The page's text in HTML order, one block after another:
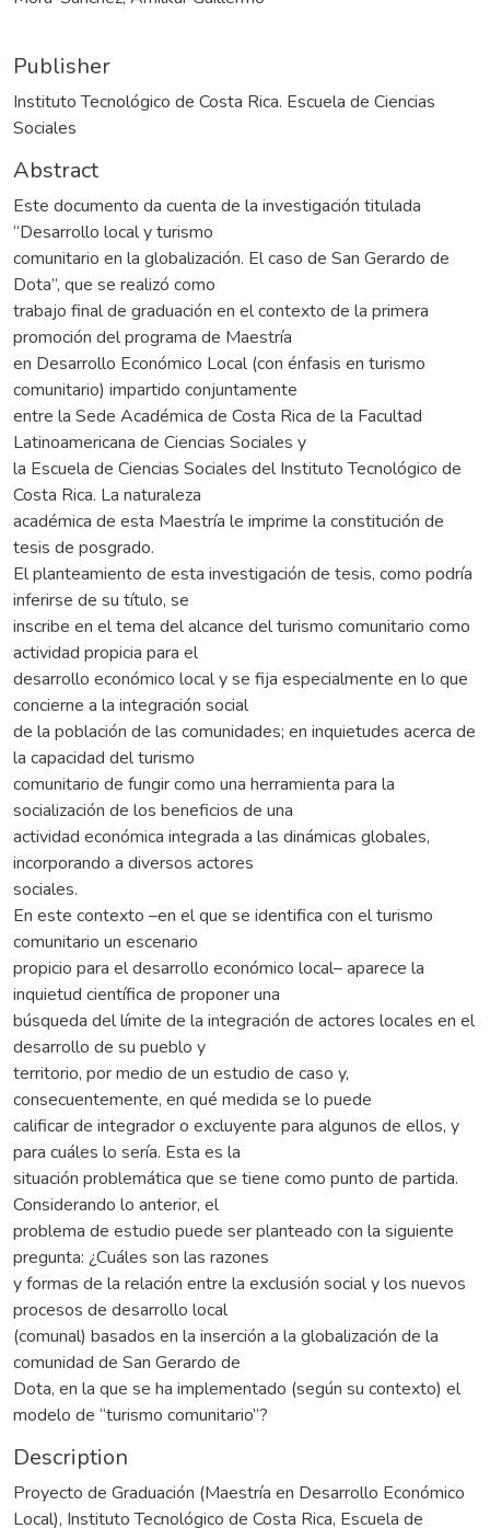
Publisher
Instituto Tecnológico de Costa Rica. Escuela de Ciencias
Sociales
Abstract
Este documento da cuenta de la investigación titulada
“Desarrollo local y turismo
comunitario en la globalización. El caso de San Gerardo de
Dota”, que se realizó como
trabajo final de graduación en el contexto de la primera
promoción del programa de Maestría
en Desarrollo Económico Local (con énfasis en turismo
comunitario) impartido conjuntamente
entre la Sede Académica de Costa Rica de la Facultad
Latinoamericana de Ciencias Sociales y
la Escuela de Ciencias Sociales del Instituto Tecnológico de
Costa Rica. La naturaleza
académica de esta Maestría le imprime la constitución de
tesis de posgrado.
El planteamiento de esta investigación de tesis, como podría
inferirse de su título, se
inscribe en el tema del alcance del turismo comunitario como
actividad propicia para el
desarrollo económico local y se fija especialmente en lo que
concierne a la integración social
de la población de las comunidades; en inquietudes acerca de
la capacidad del turismo
comunitario de fungir como una herramienta para la
socialización de los beneficios de una
actividad económica integrada a las dinámicas globales,
incorporando a diversos actores
sociales.
En este contexto –en el que se identifica con el turismo
comunitario un escenario
propicio para el desarrollo económico local– aparece la
inquietud científica de proponer una
búsqueda del límite de la integración de actores locales en el
desarrollo de su pueblo y
territorio, por medio de un estudio de caso y,
consecuentemente, en qué medida se lo puede
calificar de integrador o excluyente para algunos de ellos, y
para cuáles lo sería. Esta es la
situación problemática que se tiene como punto de partida.
Considerando lo anterior, el
problema de estudio puede ser planteado con la siguiente
pregunta: ¿Cuáles son las razones
y formas de la relación entre la exclusión social y los nuevos
procesos de desarrollo local
(comunal) basados en la inserción a la globalización de la
comunidad de San Gerardo de
Dota, en la que se ha implementado (según su contexto) el
modelo de “turismo comunitario”?
Description
Proyecto de Graduación (Maestría en Desarrollo Económico
Local), Instituto Tecnológico de Costa Rica, Escuela de